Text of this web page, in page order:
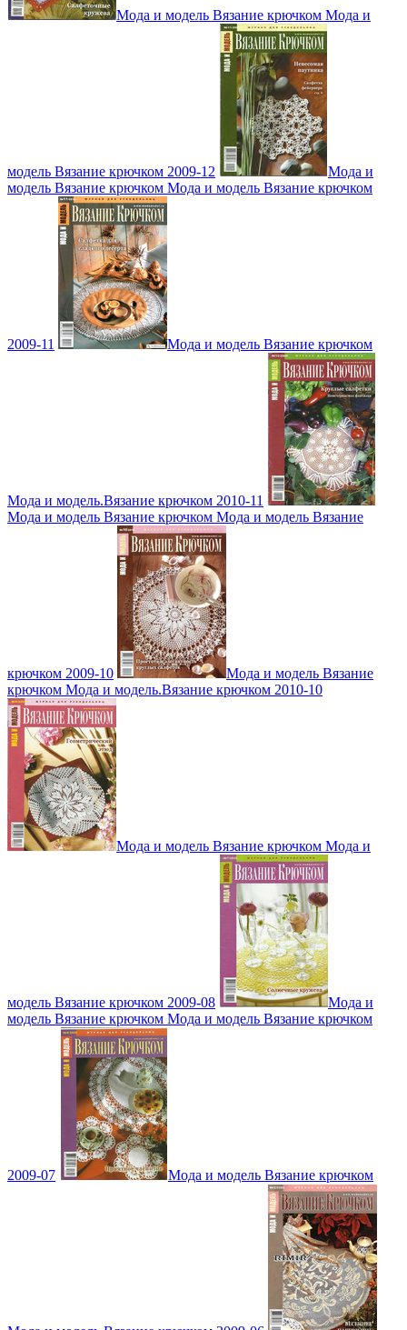
Мода и модель Вязание крючком Мода и
модель Вязание крючком 2009-12
Мода и
модель Вязание крючком Мода и модель Вязание крючком
2009-11 Мода и модель Вязание крючком
Мода и модель.Вязание крючком 2010-11
Мода и модель Вязание крючком Мода и модель Вязание
крючком 2009-10
Мода и модель Вязание
крючком Мода и модель.Вязание крючком 2010-10
Мода и модель Вязание крючком Мода и
модель Вязание крючком 2009-08
Мода и
модель Вязание крючком Мода и модель Вязание крючком
2009-07 Мода и модель Вязание крючком